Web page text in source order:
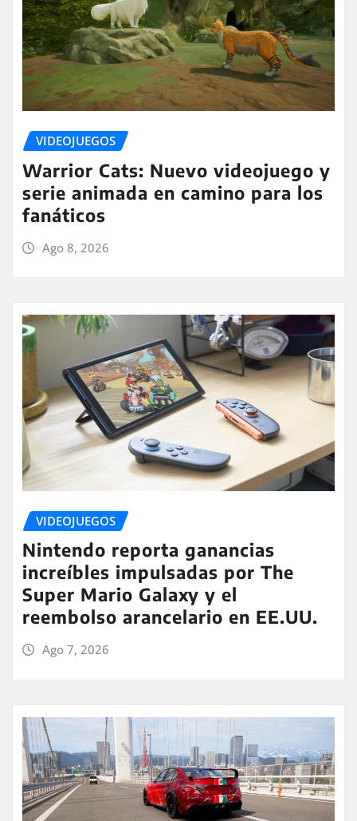
VIDEOJUEGOS
Warrior Cats: Nuevo videojuego y
serie animada en camino para los
fanáticos
Ago 8, 2026
VIDEOJUEGOS
Nintendo reporta ganancias
increíbles impulsadas por The
Super Mario Galaxy y el
reembolso arancelario en EE.UU.
Ago 7, 2026